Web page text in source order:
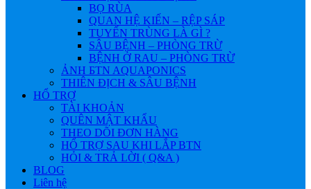
BỌ RÙA
QUAN HỆ KIẾN – RỆP SÁP
TUYẾN TRÙNG LÀ GÌ ?
SÂU BỆNH – PHÒNG TRỪ
BỆNH Ở RAU – PHÒNG TRỪ
ẢNH БTN AQUAPONICS
THIÊN ĐỊCH & SÂU BỆNH
HỔ TRỢ
TÀI KHOẢN
QUÊN MẬT KHẨU
THEO DÕI ĐƠN HÀNG
HỔ TRỢ SAU KHI LẮP BTN
HỎI & TRẢ LỜI ( Q&A )
BLOG
Liên hệ